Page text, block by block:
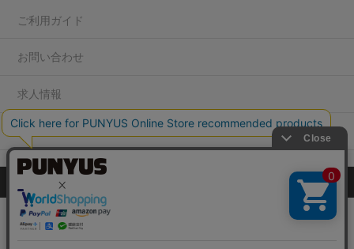
ご利用ガイド
お問い合わせ
求人情報
店舗一覧
プライバシーポリシー